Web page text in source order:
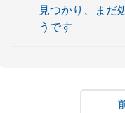
見つかり、まだ
うです